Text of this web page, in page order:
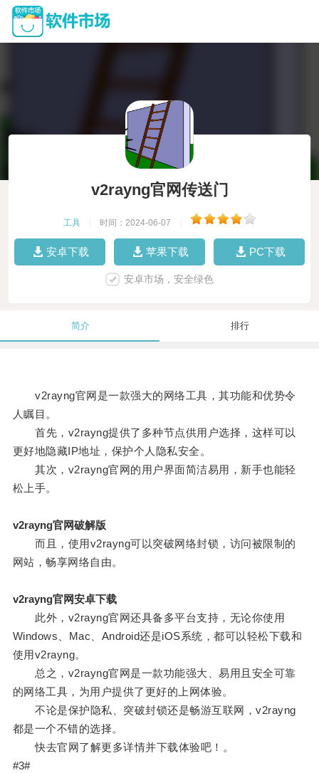
v2rayng官网传送门
工具 时间：2024-06-07
安卓下载 苹果下载 PC下载
安卓市场，安全绿色
简介 排行
v2rayng官网是一款强大的网络工具，其功能和优势令
人瞩目。
首先，v2rayng提供了多种节点供用户选择，这样可以
更好地隐藏IP地址，保护个人隐私安全。
其次，v2rayng官网的用户界面简洁易用，新手也能轻
松上手。
v2rayng官网破解版
而且，使用v2rayng可以突破网络封锁，访问被限制的
网站，畅享网络自由。
v2rayng官网安卓下载
此外，v2rayng官网还具备多平台支持，无论你使用
Windows、Mac、Android还是iOS系统，都可以轻松下载和
使用v2rayng。
总之，v2rayng官网是一款功能强大、易用且安全可靠
的网络工具，为用户提供了更好的上网体验。
不论是保护隐私、突破封锁还是畅游互联网，v2rayng
都是一个不错的选择。
快去官网了解更多详情并下载体验吧！。
#3#